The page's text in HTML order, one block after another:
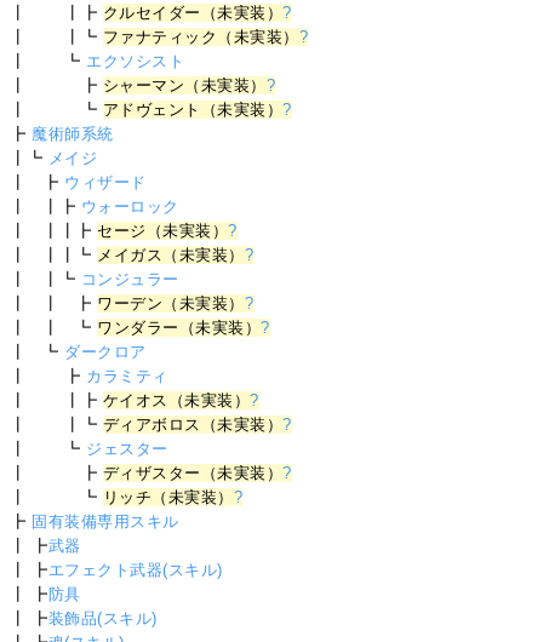
┃ ┃┣ クルセイダー（未実装）?
┃ ┃┗ ファナティック（未実装） ?
┃ ┗ エクソシスト
┃ ┣ シャーマン（未実装） ?
┃ ┗ アドヴェント（未実装）?
┣ 魔術師系統
┃┗ メイジ
┃ ┣ ウィザード
┃ ┃┣ ウォーロック
┃ ┃┃┣ セージ（未実装）?
┃ ┃┃┗ メイガス（未実装） ?
┃ ┃┗ コンジュラー
┃ ┃ ┣ ワーデン（未実装） ?
┃ ┃ ┗ ワンダラー（未実装）?
┃ ┗ ダークロア
┃ ┣ カラミティ
┃ ┃┣ ケイオス（未実装）?
┃ ┃┗ ディアボロス（未実装）?
┃ ┗ ジェスター
┃ ┣ ディザスター（未実装）?
┃ ┗ リッチ（未実装） ?
┣ 固有装備専用スキル
┃ ┣武器
┃ ┣エフェクト武器(スキル)
┃ ┣防具
┃ ┣装飾品(スキル)